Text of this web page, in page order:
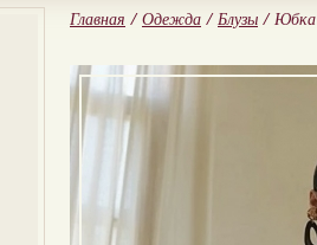
Главная / Одежда / Блузы / Юбка